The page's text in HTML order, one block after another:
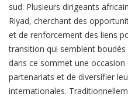
sud. Plusieurs dirigeants
Riyad, cherchant des
et de renforcement des liens
transition qui semblent
dans ce sommet une
partenariats et de diversifier
internationales.